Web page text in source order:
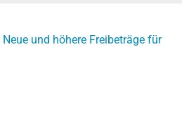
Neue und höhere Freibeträge für